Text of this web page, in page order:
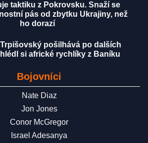
taktiku z Pokrovsku. Snaží se
pás od zbytku Ukrajiny, než
ho dorazí
pošilhává po dalších
si africké rychlíky z Baníku
Bojovníci
Nate Diaz
Jon Jones
Conor McGregor
Israel Adesanya